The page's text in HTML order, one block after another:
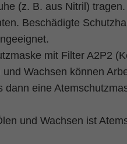
(z. B. aus Nitril)
Beschädigte
mit Filter A2P2
Wachsen können
eine
und Wachsen ist